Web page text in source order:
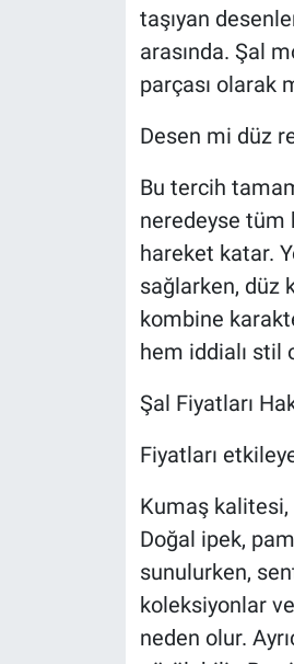
taşıyan
arasında. Şal
parçası olarak
Desen mi düz
Bu tercih
neredeyse tüm
hareket katar.
sağlarken, düz
kombine
hem iddialı stil
Şal Fiyatları
Fiyatları
Kumaş
Doğal ipek,
sunulurken,
koleksiyonlar
neden olur.